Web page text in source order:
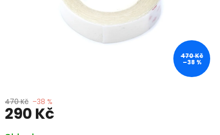
470 Kč
–38 %
470 Kč –38 %
290 Kč